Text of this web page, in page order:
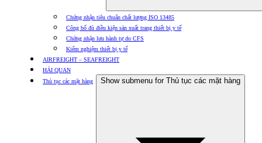
Chứng nhận tiêu chuẩn chất lượng ISO 13485
Công bố đủ điều kiện sản xuất trang thiết bị y tế
Chứng nhận lưu hành tự do CFS
Kiểm nghiệm thiết bị y tế
AIRFREIGHT – SEAFREIGHT
HẢI QUAN
Thủ tục các mặt hàng
Show submenu for Thủ tục các mặt hàng